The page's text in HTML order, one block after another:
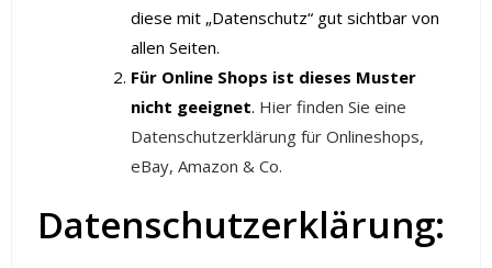
diese mit „Datenschutz“ gut sichtbar von
allen Seiten.
Für Online Shops ist dieses Muster
nicht geeignet. Hier finden Sie eine
Datenschutzerklärung für Onlineshops,
eBay, Amazon & Co.
Datenschutzerklärung: